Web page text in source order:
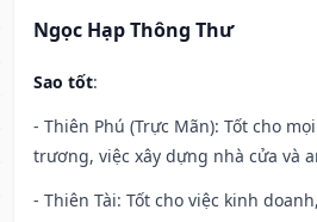
Ngọc Hạp Thông Thư
Sao tốt:
- Thiên Phú (Trực Mãn): Tốt cho
trương, việc xây dựng nhà cửa và
- Thiên Tài: Tốt cho việc kinh